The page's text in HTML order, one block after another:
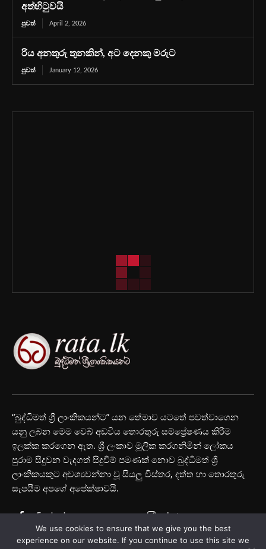
අත්හිටුවයි
පුවත් April 2, 2026
රිය අනතුරු තුනකින්, අට දෙනකු මරුට
පුවත් January 12, 2026
“බුද්ධිමත් ශ්‍රී ලාංකිකයන්ට” යන තේමාව යටතේ පවත්වාගෙන
යනු ලබන මෙම වෙබ් අඩවිය තොරතුරු සම්ප්‍රේෂණය කිරීම
ඉලක්ක කරගෙන ඇත. ශ්‍රී ලංකාව මූලික කරගනිමින් ලෝකය
පුරාම සිදුවන වැදගත් සිදුවීම් පමණක් නොව බුද්ධිමත් ශ්‍රී
ලාංකිකයකුට අවශ්‍යවන්නා වූ සියලු විස්තර, දත්ත හා තොරතුරු
සැපයීම අපගේ අපේක්ෂාවයි.
Youtube
We use cookies to ensure that we give you the best
experience on our website. If you continue to use this site we